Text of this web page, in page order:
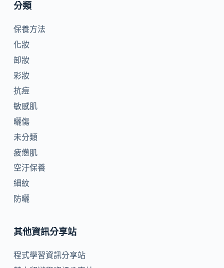
分類
保養方法
化妝
卸妝
彩妝
抗痘
敏感肌
曬傷
未分類
疲憊肌
空汙保養
細紋
防曬
其他資訊分享站
程式學習資訊分享站